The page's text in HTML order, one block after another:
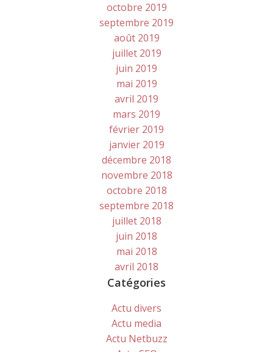
octobre 2019
septembre 2019
août 2019
juillet 2019
juin 2019
mai 2019
avril 2019
mars 2019
février 2019
janvier 2019
décembre 2018
novembre 2018
octobre 2018
septembre 2018
juillet 2018
juin 2018
mai 2018
avril 2018
Catégories
Actu divers
Actu media
Actu Netbuzz